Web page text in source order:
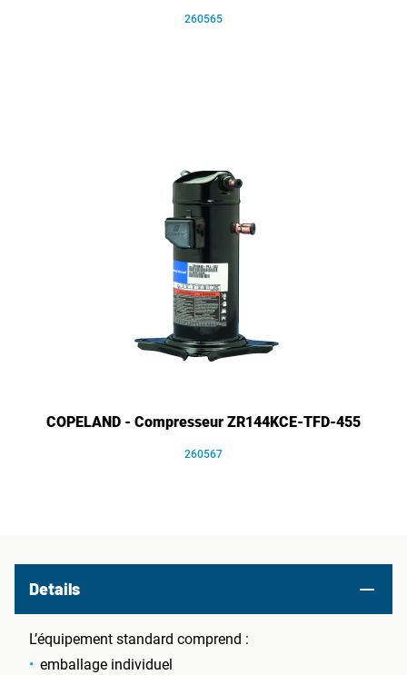
260565
COPELAND - Compresseur ZR144KCE-TFD-455
260567
Details
L’équipement standard comprend :
emballage individuel